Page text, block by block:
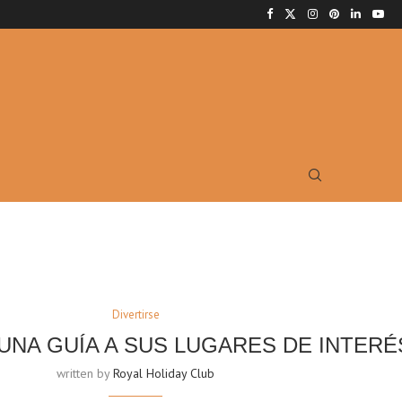
Divertirse
GUÍA A SUS LUGARES DE
written byRoyal Holiday Club